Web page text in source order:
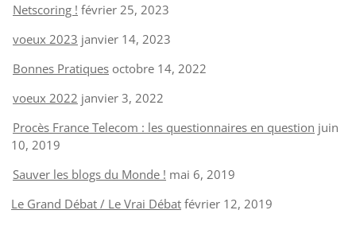
Netscoring ! février 25, 2023
voeux 2023 janvier 14, 2023
Bonnes Pratiques octobre 14, 2022
voeux 2022 janvier 3, 2022
Procès France Telecom : les questionnaires en question juin
10, 2019
Sauver les blogs du Monde ! mai 6, 2019
Le Grand Débat / Le Vrai Débat février 12, 2019